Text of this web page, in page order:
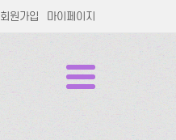
회원가입 마이페이지